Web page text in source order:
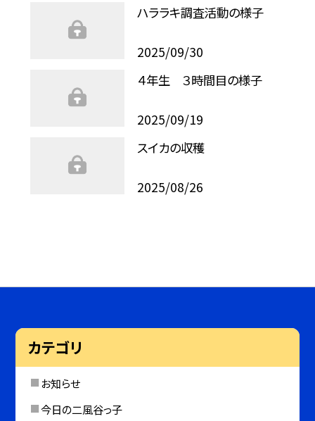
ハララキ調査活動の様子
2025/09/30
４年生 ３時間目の様子
2025/09/19
スイカの収穫
2025/08/26
カテゴリ
お知らせ
今日の二風谷っ子